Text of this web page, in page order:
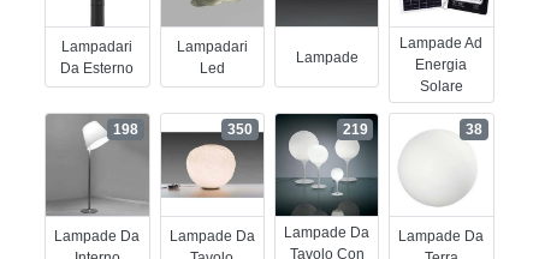
Lampadari
Da Esterno
Lampadari
Led
Lampade
Lampade Ad
Energia
Solare
Lampade Da
198
Lampade Da
350
Lampade Da
Tavolo Con
219
Lampade Da
38